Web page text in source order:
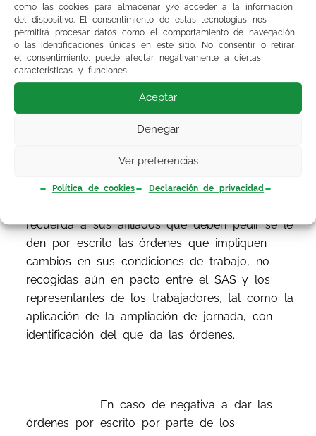
como las cookies para almacenar y/o acceder a la información
del dispositivo. El consentimiento de estas tecnologías nos
permitirá procesar datos como el comportamiento de navegación
o las identificaciones únicas en este sitio. No consentir o retirar
el consentimiento, puede afectar negativamente a ciertas
características y funciones.
Aceptar
Denegar
Ver preferencias
Política de cookies Declaración de privacidad
textualmente, dice:“el horario en el que se
realizará la jornada ordinaria del personal
estatutario y laboral de las instituciones sanitarias
se aplicará en función de los turnos de trabajo
diarioque con la necesaria flexibilidad se
a través de pactos
representantes de los trabajadores yque se
adaptarán a esta jornada ordinaria
recuerda a sus afiliados que deben pedir se le
den por escrito las órdenes que impliquen
cambios en sus condiciones de trabajo, no
recogidas aún en pacto entre el SAS y los
representantes de los trabajadores, tal como la
aplicación de la ampliación de jornada, con
identificación del que da las órdenes.
En caso de negativa a dar las
órdenes por escrito por parte de los